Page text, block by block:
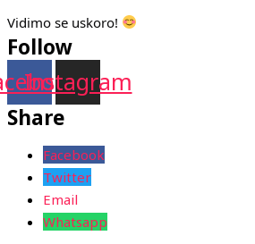
Vidimo se uskoro!
Follow
Instagram
Share
Facebook
Twitter
Email
Whatsapp